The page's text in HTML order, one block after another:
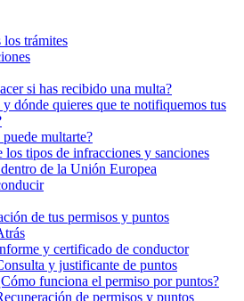
los trámites
si has recibido una multa?
y dónde quieres que te notifiquemos tus
puede multarte?
los tipos de infracciones y sanciones
de la Unión Europea
de tus permisos y puntos
y certificado de conductor
y justificante de puntos
funciona el permiso por puntos?
de permisos y puntos